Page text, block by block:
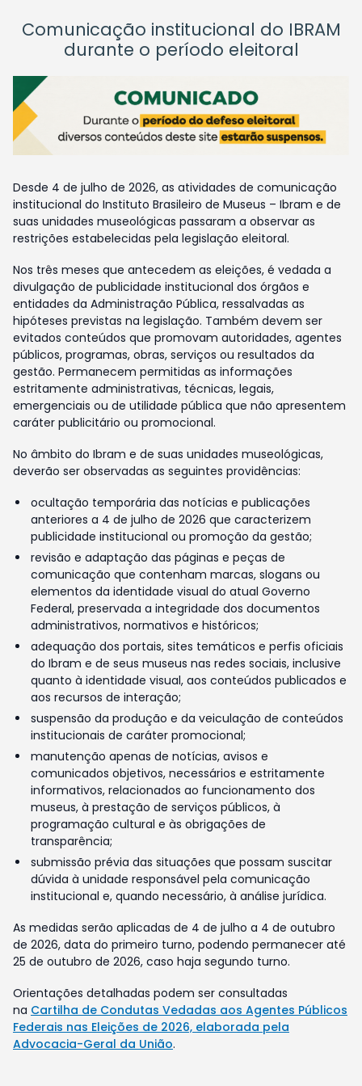
Comunicação institucional do IBRAM
durante o período eleitoral
Desde 4 de julho de 2026, as atividades de comunicação
institucional do Instituto Brasileiro de Museus – Ibram e de
suas unidades museológicas passaram a observar as
restrições estabelecidas pela legislação eleitoral.
Nos três meses que antecedem as eleições, é vedada a
divulgação de publicidade institucional dos órgãos e
entidades da Administração Pública, ressalvadas as
hipóteses previstas na legislação. Também devem ser
evitados conteúdos que promovam autoridades, agentes
públicos, programas, obras, serviços ou resultados da
gestão. Permanecem permitidas as informações
estritamente administrativas, técnicas, legais,
emergenciais ou de utilidade pública que não apresentem
caráter publicitário ou promocional.
No âmbito do Ibram e de suas unidades museológicas,
deverão ser observadas as seguintes providências:
ocultação temporária das notícias e publicações
anteriores a 4 de julho de 2026 que caracterizem
publicidade institucional ou promoção da gestão;
revisão e adaptação das páginas e peças de
comunicação que contenham marcas, slogans ou
elementos da identidade visual do atual Governo
Federal, preservada a integridade dos documentos
administrativos, normativos e históricos;
adequação dos portais, sites temáticos e perfis oficiais
do Ibram e de seus museus nas redes sociais, inclusive
quanto à identidade visual, aos conteúdos publicados e
aos recursos de interação;
suspensão da produção e da veiculação de conteúdos
institucionais de caráter promocional;
manutenção apenas de notícias, avisos e
comunicados objetivos, necessários e estritamente
informativos, relacionados ao funcionamento dos
museus, à prestação de serviços públicos, à
programação cultural e às obrigações de
transparência;
submissão prévia das situações que possam suscitar
dúvida à unidade responsável pela comunicação
institucional e, quando necessário, à análise jurídica.
As medidas serão aplicadas de 4 de julho a 4 de outubro
de 2026, data do primeiro turno, podendo permanecer até
25 de outubro de 2026, caso haja segundo turno.
Orientações detalhadas podem ser consultadas
na Cartilha de Condutas Vedadas aos Agentes Públicos
Federais nas Eleições de 2026, elaborada pela
Advocacia-Geral da União.